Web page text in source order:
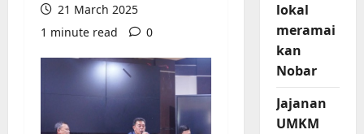
21 March 2025
1 minute read
0
lokal
meramai
kan
Nobar
Jajanan
UMKM